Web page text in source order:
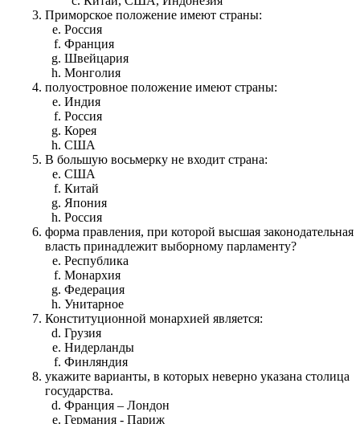
Приморское положение имеют страны:
Россия
Франция
Швейцария
Монголия
полуостровное положение имеют страны:
Индия
Россия
Корея
США
В большую восьмерку не входит страна:
США
Китай
Япония
Россия
форма правления, при которой высшая законодательная
власть принадлежит выборному парламенту?
Республика
Монархия
Федерация
Унитарное
Конституционной монархией является:
Грузия
Нидерланды
Финляндия
укажите варианты, в которых неверно указана столица
государства.
Франция – Лондон
Германия - Париж